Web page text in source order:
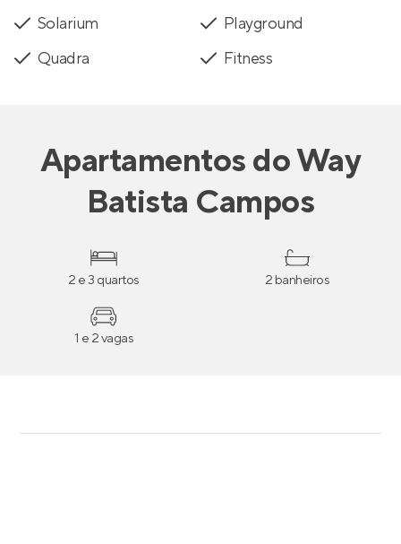
Solarium
Playground
Quadra
Fitness
ApartamentosdoWay
Batista Campos
2 e 3 quartos 2 banheiros
1 e 2 vagas